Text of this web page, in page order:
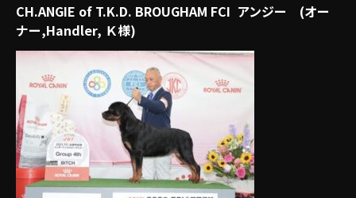
CH.ANGIE of T.K.D. BROUGHAM FCI アンジー (オー
ナー,Handler, Ｋ様)